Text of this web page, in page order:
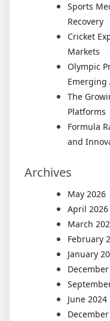
Sports
Recovery
Cricket
Markets
Olympic
Emerging
The
Platforms
Formula
and
Archives
May 2026
April 2026
March
February
January
June 2024